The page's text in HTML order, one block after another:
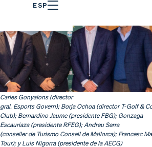
ESP
Carles Gonyalons (director
gral. Esports Govern); Borja Ochoa (director T-Golf &
Club); Bernardino Jaume (presidente FBG); Gonzaga
Escauriaza (presidente RFEG); Andreu Serra
(conseller de Turismo Consell de Mallorca); Francesc
Tour); y Luis Nigorra (presidente de la AECG)